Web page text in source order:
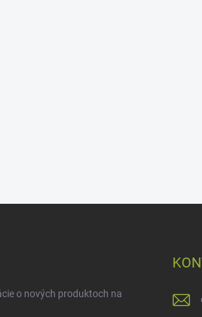
o nových produktoch na